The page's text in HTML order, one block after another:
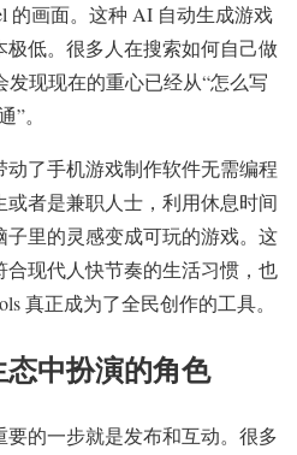
的画面。这种 AI 自动生成游戏
低。很多人在搜索如何自己做
发现现在的重心已经从“怎么写
。
了手机游戏制作软件无需编程
者是兼职人士，利用休息时间
里的灵感变成可玩的游戏。这
现代人快节奏的生活习惯，也
真正成为了全民创作的工具。
中扮演的角色
的一步就是发布和互动。很多